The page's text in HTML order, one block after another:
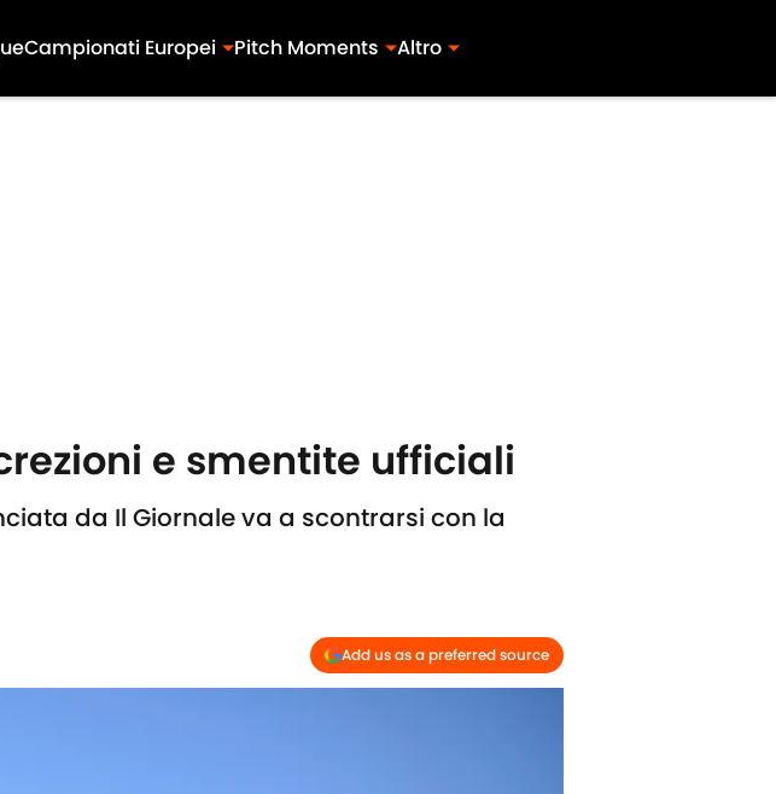
Campionati Europei Pitch Moments Altro
e smentite ufficiali
da Il Giornale va a scontrarsi con la
Add us as a preferred source